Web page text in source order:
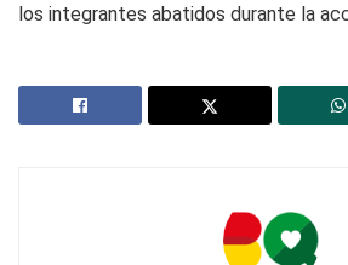
los integrantes abatidos durante la